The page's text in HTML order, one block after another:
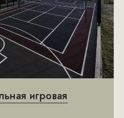
игровая